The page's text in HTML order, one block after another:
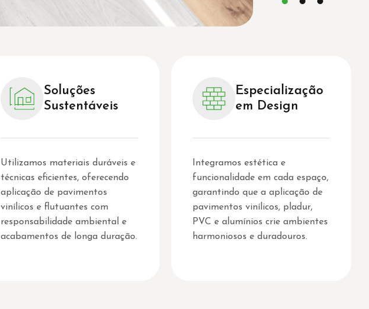
Soluções
Sustentáveis
Utilizamos materiais duráveis e
técnicas eficientes, oferecendo
aplicação de pavimentos
vinílicos e flutuantes com
responsabilidade ambiental e
acabamentos de longa duração.
Especialização
em Design
Integramos estética e
funcionalidade em cada espaço,
garantindo que a aplicação de
pavimentos vinílicos, pladur,
PVC e alumínios crie ambientes
harmoniosos e duradouros.